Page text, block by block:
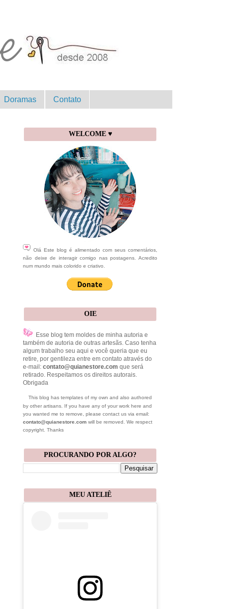
Doramas Contato
WELCOME ♥
Olá Este blog é alimentado com seus comentários,
não deixe de interagir comigo nas postagens. Acredito
num mundo mais colorido e criativo.
OIE
Esse blog tem moldes de minha autoria e
também de autoria de outras artesãs. Caso tenha
algum trabalho seu aqui e você queria que eu
retire, por gentileza entre em contato através do
e-mail: contato@quianestore.com que será
retirado. Respeitamos os direitos autorais.
Obrigada
This blog has templates of my own and also authored
by other artisans. If you have any of your work here and
you wanted me to remove, please contact us via email:
contato@quianestore.com will be removed. We respect
copyright. Thanks
PROCURANDO POR ALGO?
MEU ATELIÊ